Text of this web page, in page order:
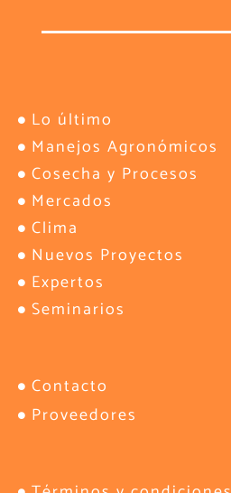
Lo último
Manejos Agronómicos
Cosecha y Procesos
Mercados
Clima
Nuevos Proyectos
Expertos
Seminarios
Contacto
Proveedores